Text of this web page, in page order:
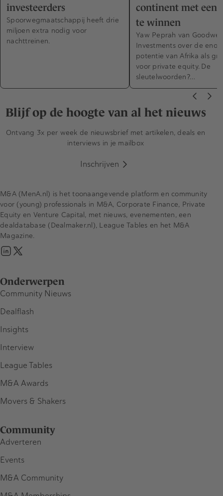
investeerders
Spoorwegmaatschappij heeft drie
miljoen extra nodig voor
nachttreinen.
continent met een
te winnen
Yaw Peprah van Goodwell
Investments over de
potentie van Afrika als
voor private equity. De
sleutelwoorden?…
Blijf op de hoogte van al het nieuws
Ontvang 3x per week de nieuwsbrief met artikelen, deals en
interviews in je mailbox
Inschrijven
Onderwerpen
Community Nieuws
Dealflash
Insights
Interview
League Tables
M&A Awards
Movers & Shakers
Community
Adverteren
Events
M&A Community
M&A (MenA.nl) is het toonaangevende platform en community
voor (young) professionals in M&A, Corporate Finance, Private
Equity en Venture Capital, met nieuws, evenementen, een
dealdatabase (Dealmaker.nl), League Tables en het M&A
Magazine.